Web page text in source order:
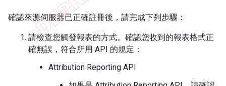
確認來源伺服器已正確註冊後，請完成下列步驟：
請檢查您觸發報表的方式。確認您收到的報表格式正
確無誤，符合所用 API 的規定：
Attribution Reporting API